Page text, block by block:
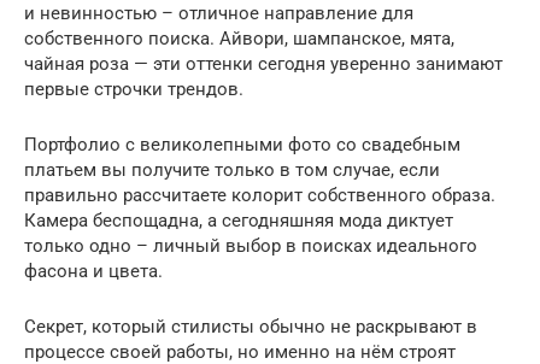
и невинностью – отличное направление для
собственного поиска. Айвори, шампанское, мята,
чайная роза — эти оттенки сегодня уверенно занимают
первые строчки трендов.
Портфолио с великолепными фото со свадебным
платьем вы получите только в том случае, если
правильно рассчитаете колорит собственного образа.
Камера беспощадна, а сегодняшняя мода диктует
только одно – личный выбор в поисках идеального
фасона и цвета.
Секрет, который стилисты обычно не раскрывают в
процессе своей работы, но именно на нём строят